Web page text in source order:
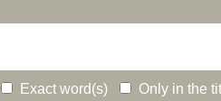
Exact word(s) Only in the